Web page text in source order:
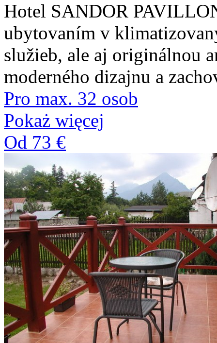
Hotel SANDOR
ubytovaním v
služieb, ale aj originálnou
moderného dizajnu a
Pro max. 32 osob
Pokaż więcej
Od 73 €